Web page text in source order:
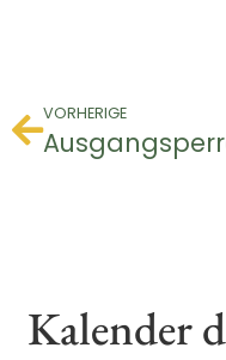
VORHERIGE
Kalender